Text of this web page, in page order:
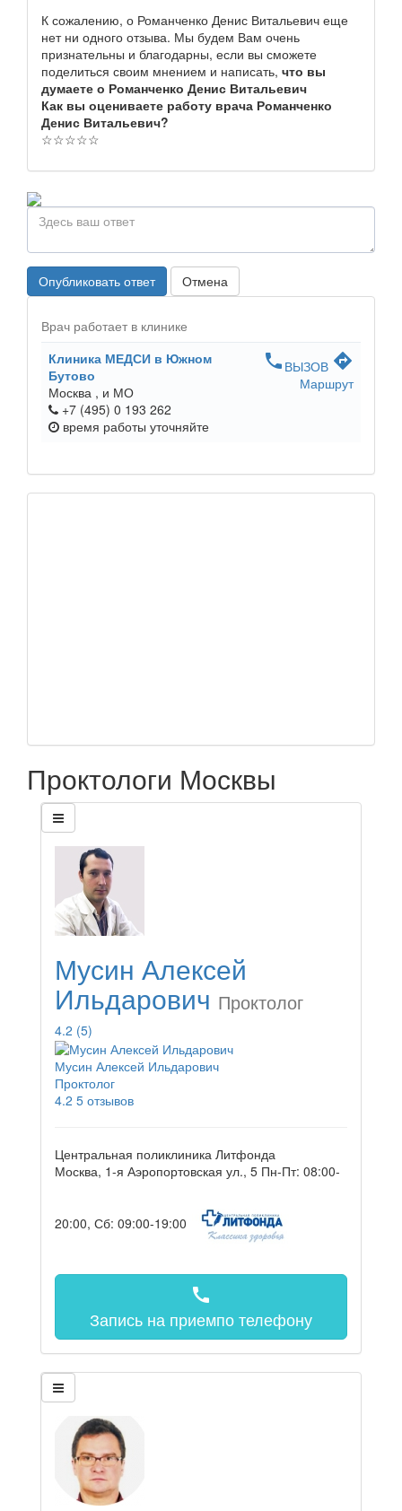
К сожалению, о Романченко Денис Витальевич еще
нет ни одного отзыва. Мы будем Вам очень
признательны и благодарны, если вы сможете
поделиться своим мнением и написать, что вы
думаете о Романченко Денис Витальевич
Как вы оцениваете работу врача Романченко
Денис Витальевич?
☆☆☆☆☆
Опубликовать ответ Отмена
Врач работает в клинике
Клиника МЕДСИ в Южном
Бутово
Москва , и МО
+7 (495) 0 193 262
время работы уточняйте
phone ВЫЗОВ directions
Маршрут
Проктологи Москвы
Мусин Алексей
Ильдарович Проктолог
4.2 (5)
Мусин Алексей Ильдарович
Проктолог
4.2 5 отзывов
Центральная поликлиника Литфонда
Москва, 1-я Аэропортовская ул., 5 Пн-Пт: 08:00-
20:00, Сб: 09:00-19:00
call
Запись на приемпо телефону